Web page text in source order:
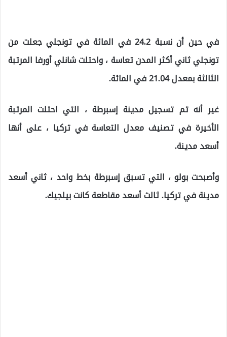
في حين أن نسبة 24.2 في المائة في تونجلي جعلت من
تونجلي ثاني أكثر المدن تعاسة ، واحتلت شانلي أورفا المرتبة
الثالثة بمعدل 21.04 في المائة.
غير أنه تم تسجيل مدينة إسبرطة ، التي احتلت المرتبة
الأخيرة في تصنيف معدل التعاسة في تركيا ، على أنها
أسعد مدينة.
وأصبحت بولو ، التي تسبق إسبرطة بخط واحد ، ثاني أسعد
مدينة في تركيا. ثالث أسعد مقاطعة كانت بيلجيك.